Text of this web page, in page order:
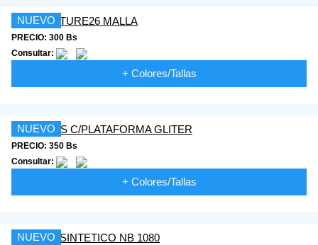
NUEVO
PRECIO: 300 Bs
Consultar:
+ Colores/Tallas
NUEVO
PRECIO: 350 Bs
Consultar:
+ Colores/Tallas
NUEVO